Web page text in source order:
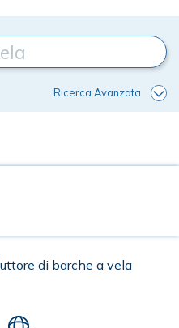
Ricerca Avanzata
di barche a vela